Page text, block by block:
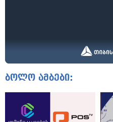
ბოლო ამბები: